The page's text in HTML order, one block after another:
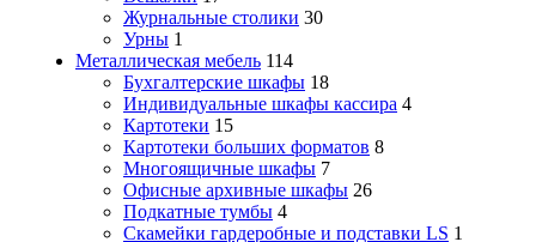
Журнальные столики 30
Урны 1
Металлическая мебель 114
Бухгалтерские шкафы 18
Индивидуальные шкафы кассира 4
Картотеки 15
Картотеки больших форматов 8
Многоящичные шкафы 7
Офисные архивные шкафы 26
Подкатные тумбы 4
Скамейки гардеробные и подставки LS 1